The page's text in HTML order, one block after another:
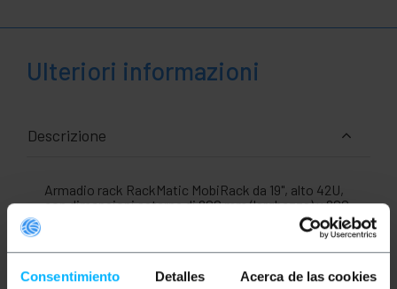
Consentimiento Detalles Acerca de las cookies
Ulteriori informazioni
Descrizione
Armadio rack RackMatic MobiRack da 19", alto 42U,
con dimensioni esterne di 800 mm (larghezza) x 800
mm (profondità) x 2000 mm (altezza). Realizzato in
acciaio SPCC di alta qualità con spessore di 2 mm,
verniciato nero RAL9004. Questi armadi rack
adatti per configurazioni di sale server con rack da